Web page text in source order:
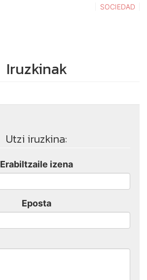
SOCIEDAD
Iruzkinak
Utzi iruzkina:
Erabiltzaile izena
Eposta